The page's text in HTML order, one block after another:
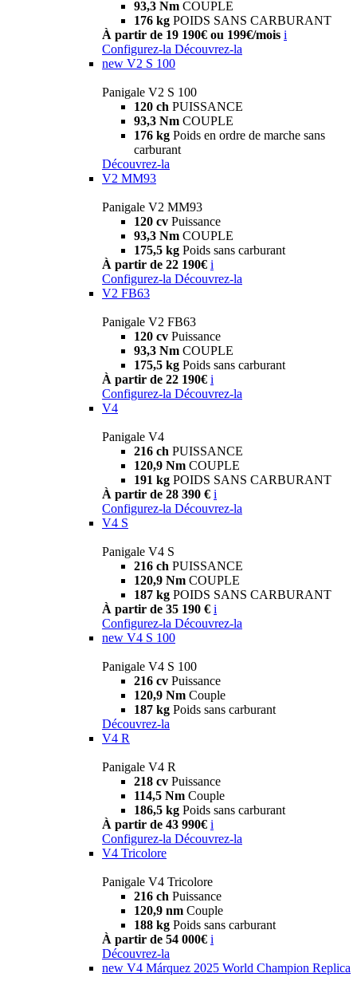
93,3 Nm COUPLE
176 kg POIDS SANS CARBURANT
À partir de 19 190€ ou 199€/mois i
Configurez-la Découvrez-la
new V2 S 100
Panigale V2 S 100
120 ch PUISSANCE
93,3 Nm COUPLE
176 kg Poids en ordre de marche sans
carburant
Découvrez-la
V2 MM93
Panigale V2 MM93
120 cv Puissance
93,3 Nm COUPLE
175,5 kg Poids sans carburant
À partir de 22 190€ i
Configurez-la Découvrez-la
V2 FB63
Panigale V2 FB63
120 cv Puissance
93,3 Nm COUPLE
175,5 kg Poids sans carburant
À partir de 22 190€ i
Configurez-la Découvrez-la
V4
Panigale V4
216 ch PUISSANCE
120,9 Nm COUPLE
191 kg POIDS SANS CARBURANT
À partir de 28 390 € i
Configurez-la Découvrez-la
V4 S
Panigale V4 S
216 ch PUISSANCE
120,9 Nm COUPLE
187 kg POIDS SANS CARBURANT
À partir de 35 190 € i
Configurez-la Découvrez-la
new V4 S 100
Panigale V4 S 100
216 cv Puissance
120,9 Nm Couple
187 kg Poids sans carburant
Découvrez-la
V4 R
Panigale V4 R
218 cv Puissance
114,5 Nm Couple
186,5 kg Poids sans carburant
À partir de 43 990€ i
Configurez-la Découvrez-la
V4 Tricolore
Panigale V4 Tricolore
216 ch Puissance
120,9 nm Couple
188 kg Poids sans carburant
À partir de 54 000€ i
Découvrez-la
new V4 Márquez 2025 World Champion Replica